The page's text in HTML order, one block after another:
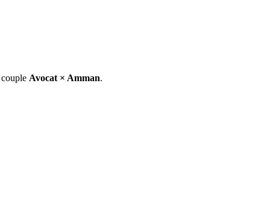
Avocat × Amman.